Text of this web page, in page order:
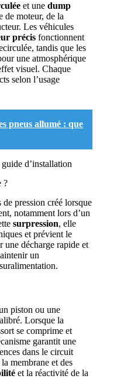
et une dump
de moteur, de la
Les véhicules
précis fonctionnent
tandis que les
une atmosphérique
visuel. Chaque
selon l’usage
pneus allumé : que
d’installation
?
de pression créé lorsque
notamment lors d’un
surpression, elle
et prévient le
une décharge rapide et
un
piston ou une
Lorsque la
se comprime et
garantit une
dans le circuit
membrane et des
et la réactivité de la